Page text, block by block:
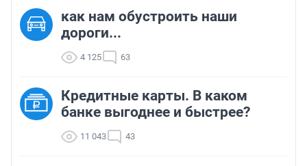
как нам обустроить наши
дороги...
4 125 63
Кредитные карты. В каком
банке выгоднее и быстрее?
11 043 43